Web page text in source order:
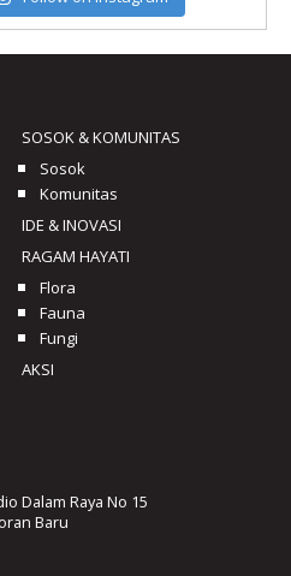
SOSOK & KOMUNITAS
Sosok
Komunitas
IDE & INOVASI
RAGAM HAYATI
Flora
Fauna
Fungi
AKSI
Dalam Raya No 15
Baru